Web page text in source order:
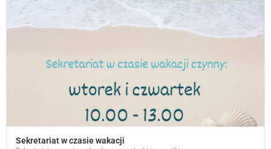
Sekretariat w czasie wakacji